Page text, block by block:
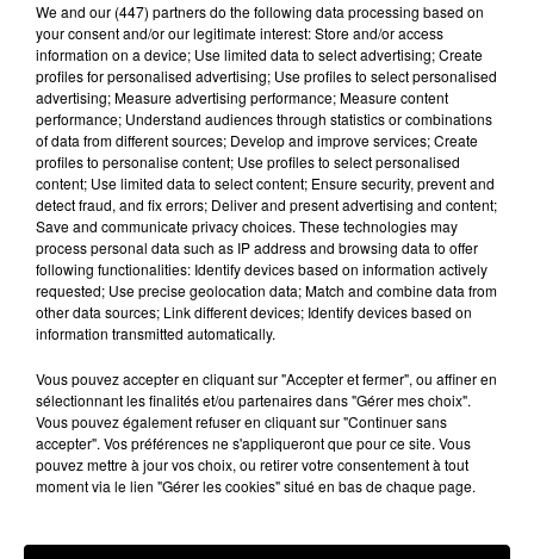
Lecture (1 min 14 sec)
100%
100% Radio l'agenda du Pays catalans
23 avril 2024 - 1 min 14 sec
L'AGENDA DU PAYS CATALANS DU 23/04/2024
À 06H47
L'agenda du Pays catalan
We and our (447) partnersdo the following data processing based on
your consent and/or our legitimate interest: Store and/or access
information on a device; Use limited data to select advertising; Create
profiles for personalised advertising; Use profiles to select personalised
advertising; Measure advertising performance; Measure content
performance; Understand audiences through statistics or combinations
of data from different sources; Develop and improve services; Create
profiles to personalise content; Use profiles to select personalised
content; Use limited data to select content; Ensure security, prevent and
detect fraud, and fix errors; Deliver and present advertising and content;
Save and communicate privacy choices. These technologies may
process personal data such as IP address and browsing data to offer
following functionalities: Identify devices based on information actively
requested; Use precise geolocation data; Match and combine data from
other data sources; Link different devices; Identify devices based on
information transmitted automatically.
Vous pouvez accepter en cliquant sur "Accepter et fermer", ou affiner en
sélectionnant les finalités et/ou partenaires dans "Gérer mes choix".
Vous pouvez également refuser en cliquant sur "Continuer sans
accepter". Vos préférences ne s'appliqueront que pour ce site. Vous
pouvez mettre à jour vos choix, ou retirer votre consentement à tout
moment via le lien "Gérer les cookies" situé en bas de chaque page.